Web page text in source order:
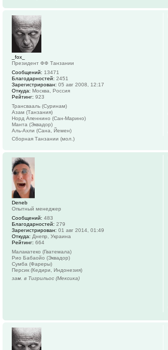
_fox_
Президент ФФ Танзании
Сообщений: 13471
Благодарностей: 2451
Зарегистрирован: 05 авг 2008, 12:17
Откуда: Москва, Россия
Рейтинг: 923
Трансвааль (Суринам)
Азам (Танзания)
Норд Апеннино (Сан-Марино)
Манта (Эквадор)
Аль-Ахли (Сана, Йемен)
Сборная Танзании (мол.)
Deneb
Опытный менеджер
Сообщений: 483
Благодарностей: 279
Зарегистрирован: 01 авг 2014, 01:49
Откуда: Днепр, Украина
Рейтинг: 664
Малакатеко (Гватемала)
Рио Бабаойо (Эквадор)
Сумба (Фареры)
Персик (Кедири, Индонезия)
зам. в Тигрильос (Мексика)